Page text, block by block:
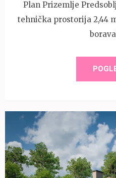
Plan Prizemlje
tehnička prostorija 2,44